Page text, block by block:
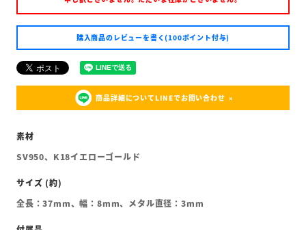
購入商品のレビューを書く(100ポイント付与)
商品詳細についてLINEでお問い合わせ
SV950、K18イエローゴールド
全長：37mm、幅：8mm、メタル直径：3mm